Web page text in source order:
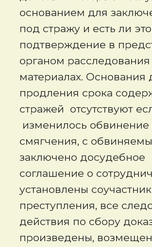
основанием для
под стражу и есть ли
подтверждение в
органом расследования
материалах. Основания
продления срока
стражей отсутствуют
изменилось обвинение
смягчения, с
заключено досудебное
соглашение о
установлены
преступления, все
действия по сбору
произведены, возмещен